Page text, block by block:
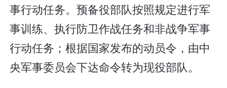
事行动任务。预备役部队按照规定进行军
事训练、执行防卫作战任务和非战争军事
行动任务；根据国家发布的动员令，由中
央军事委员会下达命令转为现役部队。